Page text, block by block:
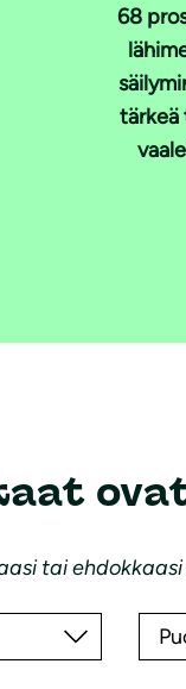
68
tärkeä
tai